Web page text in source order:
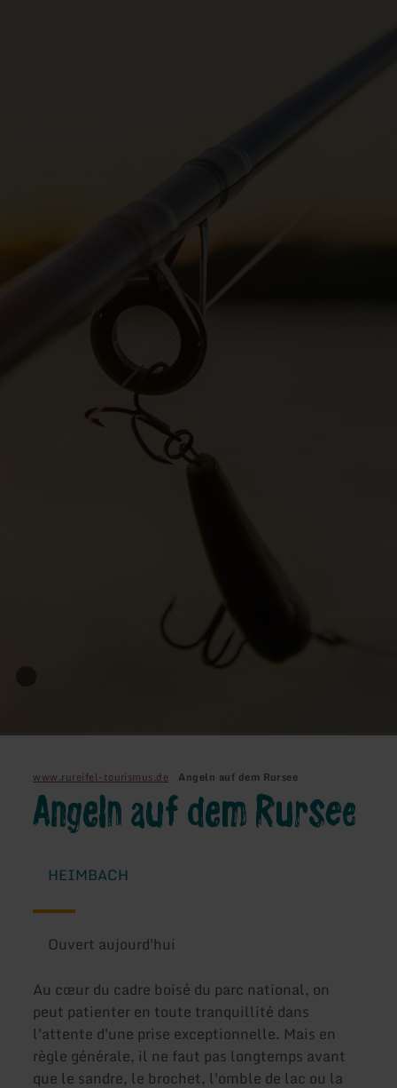
www.rureifel-tourismus.de Angeln auf dem Rursee
Angeln auf dem Rursee
HEIMBACH
Ouvert aujourd'hui
Au cœur du cadre boisé du parc national, on
peut patienter en toute tranquillité dans
l'attente d'une prise exceptionnelle. Mais en
règle générale, il ne faut pas longtemps avant
que le sandre, le brochet, l'omble de lac ou la